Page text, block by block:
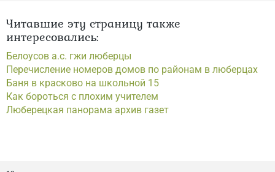
Читавшие эту страницу также
интересовались:
Белоусов а.с. гжи люберцы
Перечисление номеров домов по районам в люберцах
Баня в красково на школьной 15
Как бороться с плохим учителем
Люберецкая панорама архив газет